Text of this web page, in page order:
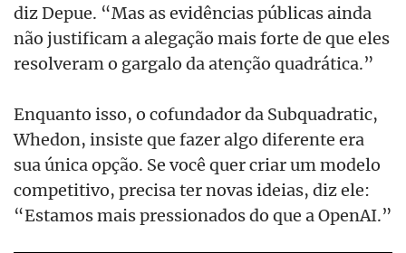
diz Depue. “Mas as evidências públicas ainda
não justificam a alegação mais forte de que eles
resolveram o gargalo da atenção quadrática.”
Enquanto isso, o cofundador da Subquadratic,
Whedon, insiste que fazer algo diferente era
sua única opção. Se você quer criar um modelo
competitivo, precisa ter novas ideias, diz ele:
“Estamos mais pressionados do que a OpenAI.”